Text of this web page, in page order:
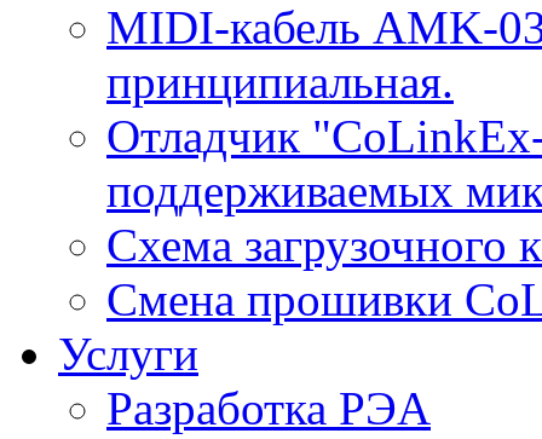
MIDI-кабель AMK-
принципиальная.
Отладчик
поддерживаемых
Схема загрузочного
Смена прошивки
Услуги
Разработка РЭА